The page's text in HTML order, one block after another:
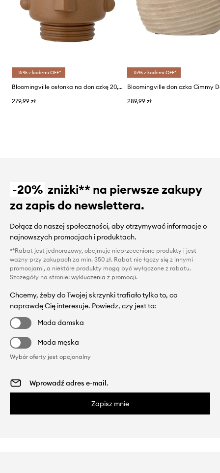
-15% z kodem: OFF*
Bloomingville osłonka na doniczkę 20,5 x 22,5 cm
279,99 zł
-15% z kodem: OFF*
289,99 zł
-20% zniżki** na pierwsze zakupy
za zapis do newslettera.
Dołącz do naszej społeczności, aby otrzymywać informacje o
najnowszych promocjach i produktach.
**Rabat jest jednorazowy, obejmuje nieprzecenione produkty i jest
ważny przy zakupach za min. 350 zł. Rabat nie łączy się z innymi
promocjami, a niektóre produkty mogą być wyłączone z rabatu.
Szczegóły na stronie: wykluczenia z promocji.
Chcemy, żeby do Twojej skrzynki trafiało tylko to, co
naprawdę Cię interesuje. Powiedz, czy jest to:
Moda damska
Moda męska
Wybór oferty jest opcjonalny
Zapisz mnie